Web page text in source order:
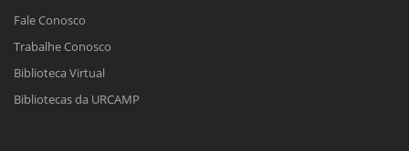
Fale Conosco
Trabalhe Conosco
Biblioteca Virtual
Bibliotecas da URCAMP